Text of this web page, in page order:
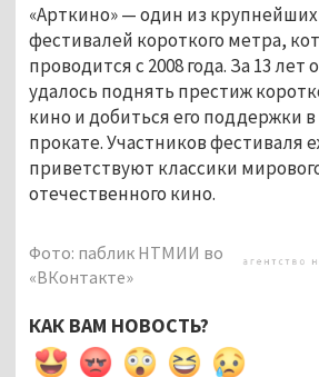
«Арткино» — один из крупнейших
фестивалей короткого метра,
проводится с 2008 года. За 13 лет
удалось поднять престиж
кино и добиться его поддержки
прокате. Участников фестиваля
приветствуют классики
отечественного кино.
Фото: паблик НТМИИ во
«ВКонтакте»
КАК ВАМ НОВОСТЬ?